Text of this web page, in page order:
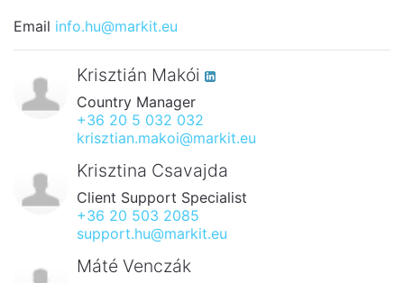
Email info.hu@markit.eu
Krisztián Makói
Country Manager
+36 20 5 032 032
krisztian.makoi@markit.eu
Krisztina Csavajda
Client Support Specialist
+36 20 503 2085
support.hu@markit.eu
Máté Venczák